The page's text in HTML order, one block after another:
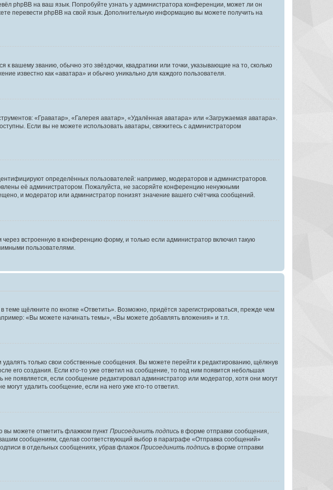
phpBB на ваш язык. Попробуйте узнать у администратора конференции, может ли он
перевести phpBB на свой язык. Дополнительную информацию вы можете получить на
вашему званию, обычно это звёздочки, квадратики или точки, указывающие на то, сколько
известно как «аватара» и обычно уникально для каждого пользователя.
«Граватар», «Галерея аватар», «Удалённая аватара» или «Загружаемая аватара».
Если вы не можете использовать аватары, свяжитесь с администратором
определённых пользователей: например, модераторов и администраторов.
её администратором. Пожалуйста, не засоряйте конференцию ненужными
и модератор или администратор понизят значение вашего счётчика сообщений.
встроенную в конференцию форму, и только если администратор включил такую
пользователями.
щёлкните по кнопке «Ответить». Возможно, придётся зарегистрироваться, прежде чем
«Вы можете начинать темы», «Вы можете добавлять вложения» и т.п.
только свои собственные сообщения. Вы можете перейти к редактированию, щёлкнув
его создания. Если кто-то уже ответил на сообщение, то под ним появится небольшая
появляется, если сообщение редактировал администратор или модератор, хотя они могут
удалить сообщение, если на него уже кто-то ответил.
вы можете отметить флажком пункт Присоединить подпись в форме отправки сообщения,
сообщениям, сделав соответствующий выбор в параграфе «Отправка сообщений»
в отдельных сообщениях, убрав флажок Присоединить подпись в форме отправки